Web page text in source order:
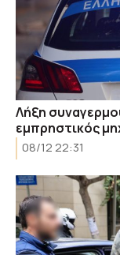
Λήξη
εμπρηστικός
08/12 22:31